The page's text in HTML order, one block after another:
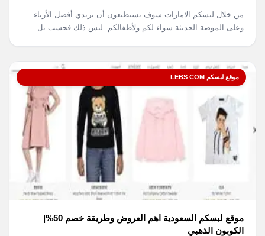
من خلال لبسكم الامارات سوف تستطيعون أن ترتدي أفضل الأزياء
وعلى الموضة الحديثة سواء لكم ولأطفالكم. ليس ذلك فحسب بل...
موقع لبسكم LEBS COM
موقع لبسكم السعودية اهم العروض وطريقة خصم 50%|
الكوبون الذهبي